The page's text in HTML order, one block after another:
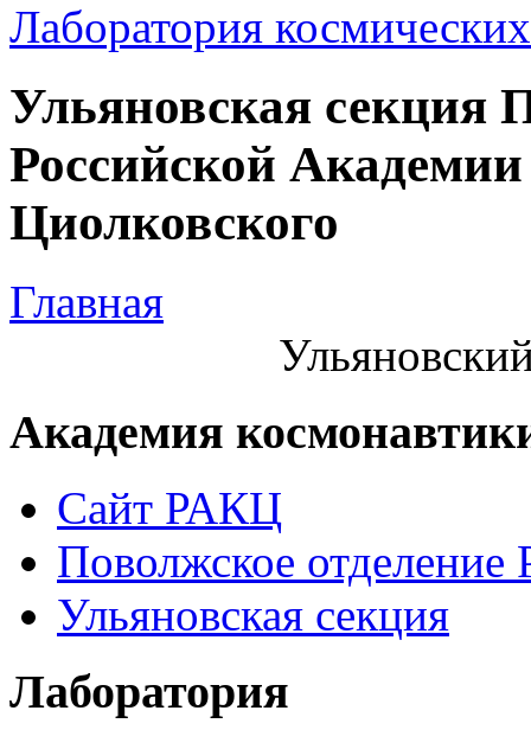
Лаборатория
Ульяновская секция
Российской
Циолковского
Главная
Академия
Сайт РАКЦ
Поволжское
Ульяновская секция
Лаборатория